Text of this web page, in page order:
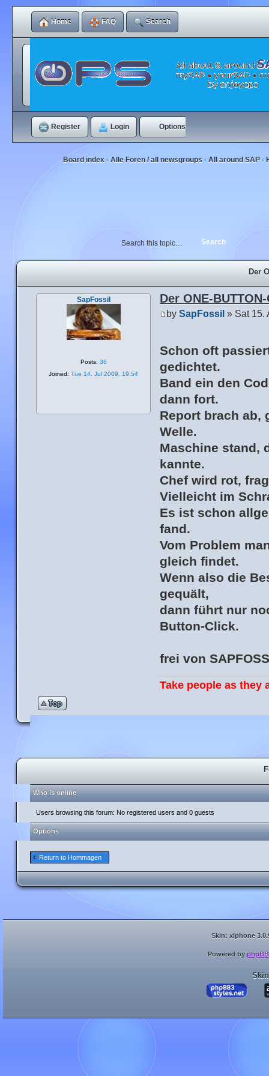
Home FAQ Search
Register Login Options
Board index ‹ Alle Foren / all newsgroups ‹ All around SAP ‹
Der
Der ONE-
bySapFossil » Sat 15.
Schon oft
gedichtet.
Band ein den
dann fort.
Report brach ab,
Welle.
Maschine stand,
kannte.
Chef wird rot,
Vielleicht im
Es ist schon
fand.
Vom Problem
gleich findet.
Wenn also die
gequält,
dann führt nur
Button-Click.
frei von
Take people as they
SapFossil
Posts: 36
Joined: Tue 14. Jul 2009, 19:54
Who is online
Users browsing this forum: No registered users and 0 guests
Options
Return to Hommagen
Skin: xiphone
Powered by phpBB